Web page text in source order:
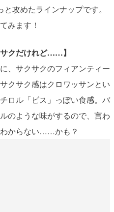
攻めたラインナップです。
みます！
サクだけれど……】
、サクサクのフィアンティー
クサク感はクロワッサンとい
ロル「ビス」っぽい食感。バ
のような味がするので、言わ
からない……かも？